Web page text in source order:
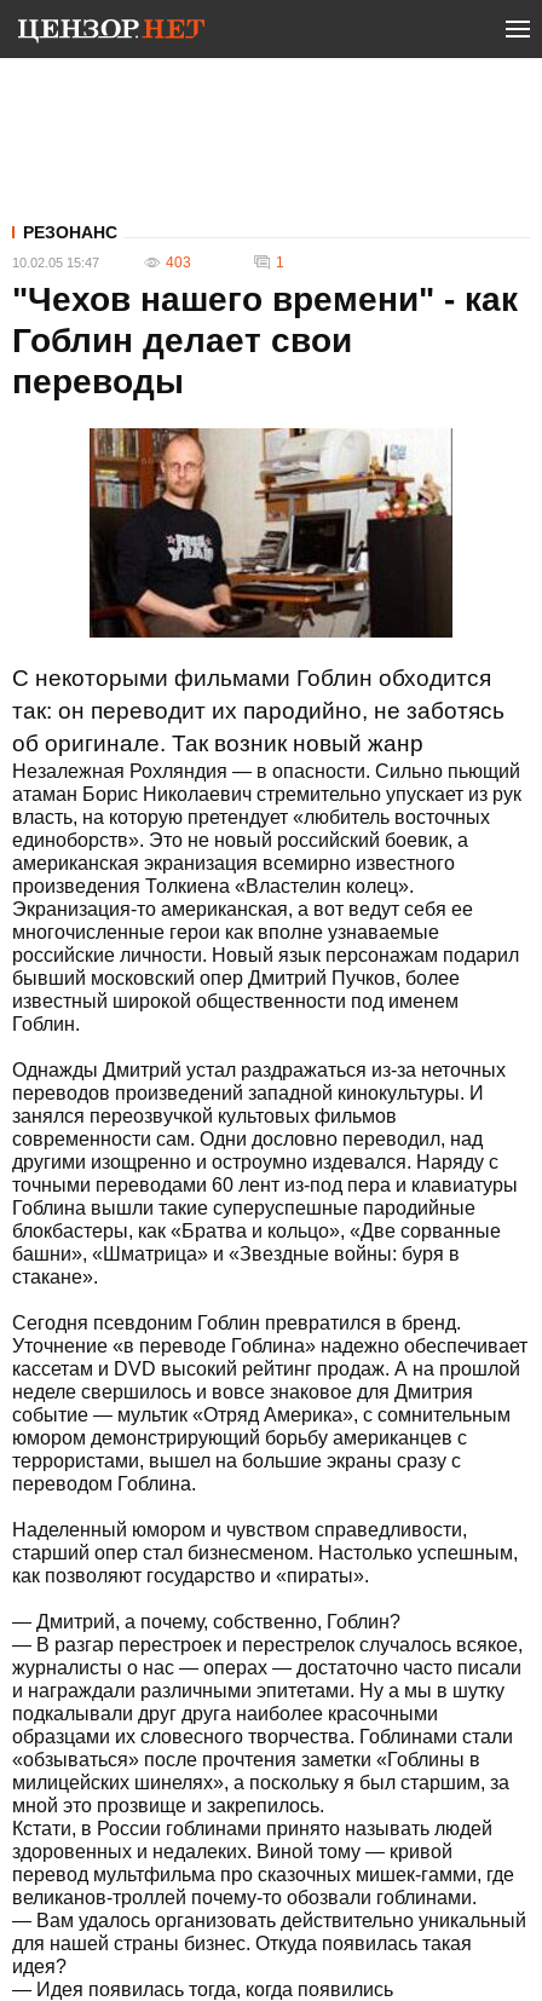
РЕЗОНАНС
10.02.05 15:47 403 1
"Чехов нашего времени" - как
Гоблин делает свои
переводы
С некоторыми фильмами Гоблин обходится
так: он переводит их пародийно, не заботясь
об оригинале. Так возник новый жанр
Незалежная Рохляндия — в опасности. Сильно пьющий
атаман Борис Николаевич стремительно упускает из рук
власть, на которую претендует «любитель восточных
единоборств». Это не новый российский боевик, а
американская экранизация всемирно известного
произведения Толкиена «Властелин колец».
Экранизация-то американская, а вот ведут себя ее
многочисленные герои как вполне узнаваемые
российские личности. Новый язык персонажам подарил
бывший московский опер Дмитрий Пучков, более
известный широкой общественности под именем
Гоблин.
Однажды Дмитрий устал раздражаться из-за неточных
переводов произведений западной кинокультуры. И
занялся переозвучкой культовых фильмов
современности сам. Одни дословно переводил, над
другими изощренно и остроумно издевался. Наряду с
точными переводами 60 лент из-под пера и клавиатуры
Гоблина вышли такие суперуспешные пародийные
блокбастеры, как «Братва и кольцо», «Две сорванные
башни», «Шматрица» и «Звездные войны: буря в
стакане».
Сегодня псевдоним Гоблин превратился в бренд.
Уточнение «в переводе Гоблина» надежно обеспечивает
кассетам и DVD высокий рейтинг продаж. А на прошлой
неделе свершилось и вовсе знаковое для Дмитрия
событие — мультик «Отряд Америка», с сомнительным
юмором демонстрирующий борьбу американцев с
террористами, вышел на большие экраны сразу с
переводом Гоблина.
Наделенный юмором и чувством справедливости,
старший опер стал бизнесменом. Настолько успешным,
как позволяют государство и «пираты».
— Дмитрий, а почему, собственно, Гоблин?
— В разгар перестроек и перестрелок случалось всякое,
журналисты о нас — операх — достаточно часто писали
и награждали различными эпитетами. Ну а мы в шутку
подкалывали друг друга наиболее красочными
образцами их словесного творчества. Гоблинами стали
«обзываться» после прочтения заметки «Гоблины в
милицейских шинелях», а поскольку я был старшим, за
мной это прозвище и закрепилось.
Кстати, в России гоблинами принято называть людей
здоровенных и недалеких. Виной тому — кривой
перевод мультфильма про сказочных мишек-гамми, где
великанов-троллей почему-то обозвали гоблинами.
— Вам удалось организовать действительно уникальный
для нашей страны бизнес. Откуда появилась такая
идея?
— Идея появилась тогда, когда появились